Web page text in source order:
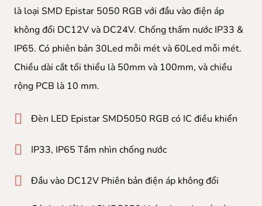
là loại SMD Epistar 5050 RGB với đầu vào điện áp
không đổi DC12V và DC24V. Chống thấm nước IP33 &
IP65. Có phiên bản 30Led mỗi mét và 60Led mỗi mét.
Chiều dài cắt tối thiểu là 50mm và 100mm, và chiều
rộng PCB là 10 mm.
Đèn LED Epistar SMD5050 RGB có IC điều khiển
IP33, IP65 Tầm nhìn chống nước
Đầu vào DC12V Phiên bản điện áp không đổi